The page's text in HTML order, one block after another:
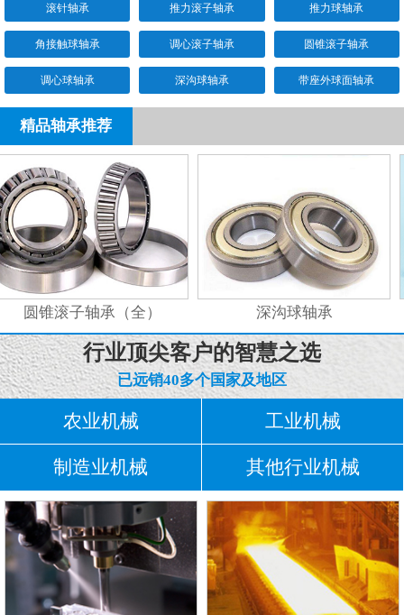
滚针轴承 推力滚子轴承 推力球轴承
角接触球轴承 调心滚子轴承 圆锥滚子轴承
调心球轴承 深沟球轴承 带座外球面轴承
精品轴承推荐
圆锥滚子轴承（全） 深沟球轴承
行业顶尖客户的智慧之选
已远销40多个国家及地区
农业机械 工业机械
制造业机械 其他行业机械